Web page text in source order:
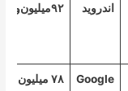
اندروید ۹۲‌میلیون‌و۵۰۰هزارتومان
Google
۷۸ میلیون تومان